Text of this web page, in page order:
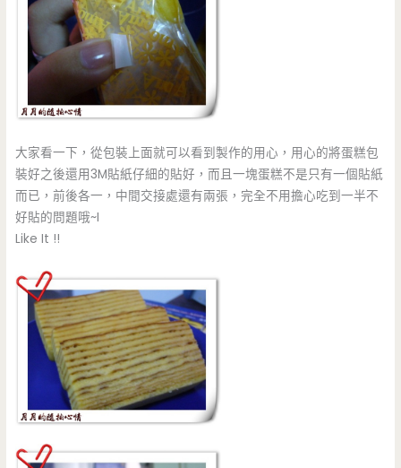
大家看一下，從包裝上面就可以看到製作的用心，用心的將蛋糕包
裝好之後還用3M貼紙仔細的貼好，而且一塊蛋糕不是只有一個貼紙
而已，前後各一，中間交接處還有兩張，完全不用擔心吃到一半不
好貼的問題哦~I
Like It !!